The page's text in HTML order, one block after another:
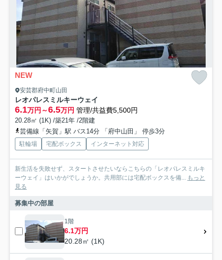
NEW
安芸郡府中町山田
レオパレスミルキーウェイ
6.1万円～6.5万円 管理/共益費5,500円
20.28㎡ (1K) /築21年 /2階建
芸備線「矢賀」駅 バス14分 「府中山田」 停歩3分
駐輪場 宅配ボックス インターネット対応
新生活を失敗せず、スタートさせたいならこちらの「レオパレスミルキ
ーウェイ」はいかがでしょうか。共用部には宅配ボックスを備... もっと
見る
募集中の部屋
1階
6.1万円
20.28㎡ (1K)